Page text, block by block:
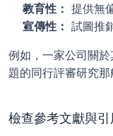
教育性： 提供無
宣傳性： 試圖推
例如，一家公司關
題的同行評審研究那
檢查參考文獻與引